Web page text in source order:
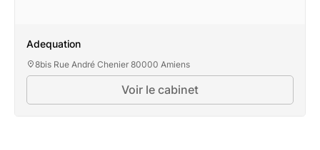
Adequation
8bis Rue André Chenier 80000 Amiens
Voir le cabinet